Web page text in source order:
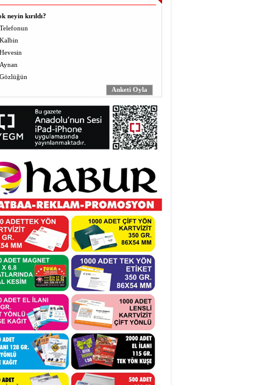
Vermek (Mahbo) ve Almak
(Masbo): Anlayış ve Bilinç
Mahabat İskenderoğlu
TAVUKLAR İŞLERİNİ İHMAL
EDİNCE
Mecit Akgül
neyin kırıldı?
Telefonun
Kalbin
Hevesin
Aynan
Gözlüğün